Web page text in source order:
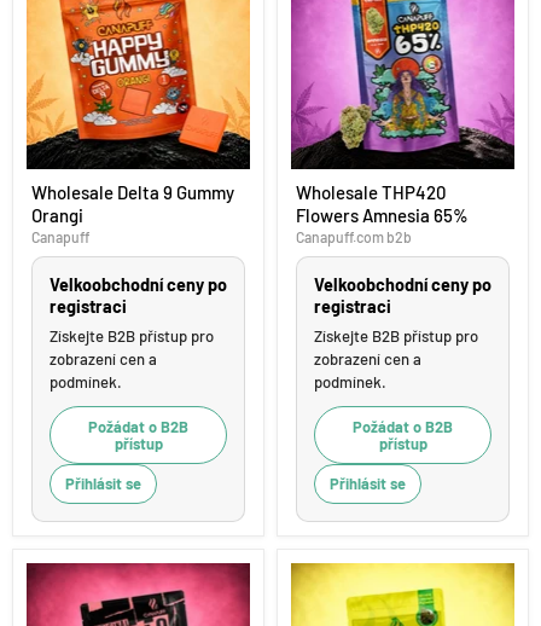
Delta
9
Gummy
Orangi
Wholesale Delta 9 Gummy
Orangi
Canapuff
Velkoobchodní ceny po
registraci
Získejte B2B přístup pro
zobrazení cen a
podmínek.
Požádat o B2B
přístup
Přihlásit se
THP420
Flowers
Amnesia
65%
Wholesale THP420
Flowers Amnesia 65%
Canapuff.com b2b
Velkoobchodní ceny po
registraci
Získejte B2B přístup pro
zobrazení cen a
podmínek.
Požádat o B2B
přístup
Přihlásit se